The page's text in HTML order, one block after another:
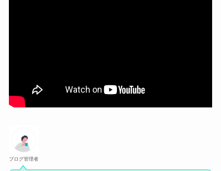
ブログ管理者